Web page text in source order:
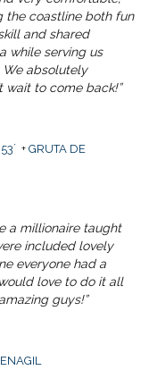
the coastline both fun
and shared
while serving us
We absolutely
wait to come back!”
+ GRUTA DE
a millionaire taught
included lovely
everyone had a
love to do it all
guys!”